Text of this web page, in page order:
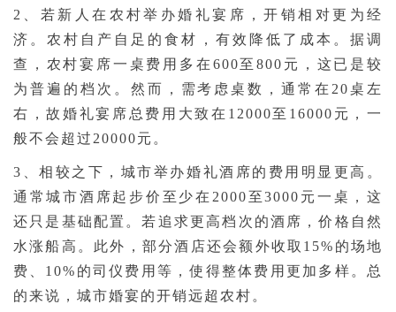
2、若新人在农村举办婚礼宴席，开销相对更为经
济。农村自产自足的食材，有效降低了成本。据调
查，农村宴席一桌费用多在600至800元，这已是较
为普遍的档次。然而，需考虑桌数，通常在20桌左
右，故婚礼宴席总费用大致在12000至16000元，一
般不会超过20000元。
3、相较之下，城市举办婚礼酒席的费用明显更高。
通常城市酒席起步价至少在2000至3000元一桌，这
还只是基础配置。若追求更高档次的酒席，价格自然
水涨船高。此外，部分酒店还会额外收取15%的场地
费、10%的司仪费用等，使得整体费用更加多样。总
的来说，城市婚宴的开销远超农村。